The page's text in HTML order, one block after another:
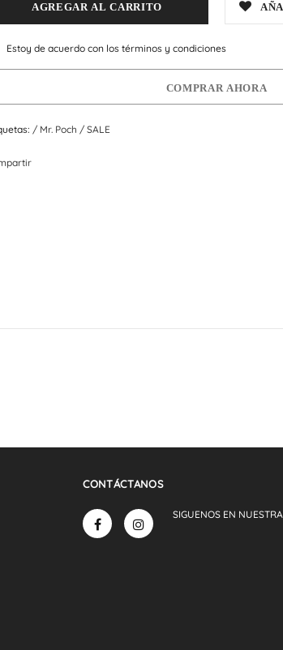
Estoy de acuerdo con los términos y condiciones
COMPRAR AHORA
/ Mr. Poch / SALE
CONTÁCTANOS
SIGUENOS EN